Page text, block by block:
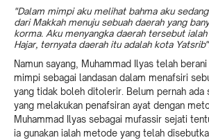
"Dalam mimpi aku melihat bahma aku
dari Makkah menuju sebuah daerah yang
korma. Aku menyangka daerah tersebut ialah
Hajar, ternyata daerah itu adalah kota Yatsrib".
Namun sayang, Muhammad Ilyas telah
mimpi sebagai landasan dalam menafsiri
yang tidak boleh ditolerir. Belum pernah ada
yang melakukan penafsiran ayat dengan
Muhammad Ilyas sebagai mufassir sejati
ia gunakan ialah metode yang telah